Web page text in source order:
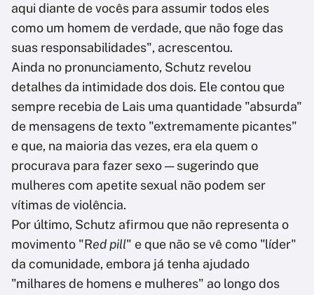
aqui diante de vocês para assumir todos eles
como um homem de verdade, que não foge das
suas responsabilidades", acrescentou.
Ainda no pronunciamento, Schutz revelou
detalhes da intimidade dos dois. Ele contou que
sempre recebia de Lais uma quantidade "absurda"
de mensagens de texto "extremamente picantes"
e que, na maioria das vezes, era ela quem o
procurava para fazer sexo — sugerindo que
mulheres com apetite sexual não podem ser
vítimas de violência.
Por último, Schutz afirmou que não representa o
movimento "Red pill" e que não se vê como "líder"
da comunidade, embora já tenha ajudado
"milhares de homens e mulheres" ao longo dos